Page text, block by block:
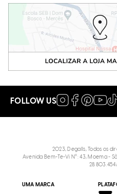
FOLLOW US
2023, Degalls, Todos os
Avenida Bem-Te-Vi N°: 43, Moema -
UMA MARCA